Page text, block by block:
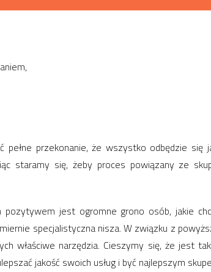
pełne przekonanie, że wszystko odbędzie
staramy się, żeby proces powiązany ze
jest ogromne grono osób, jakie
specjalistyczna nisza. W związku z
właściwe narzędzia. Cieszymy się, że jest
jakość swoich usług i być najlepszym